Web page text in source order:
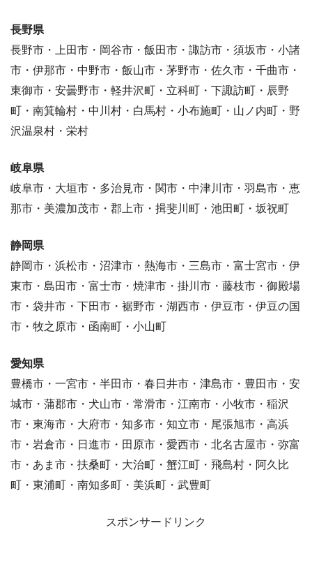
長野県
長野市・上田市・岡谷市・飯田市・諏訪市・須坂市・小諸
市・伊那市・中野市・飯山市・茅野市・佐久市・千曲市・
東御市・安曇野市・軽井沢町・立科町・下諏訪町・辰野
町・南箕輪村・中川村・白馬村・小布施町・山ノ内町・野
沢温泉村・栄村
岐阜県
岐阜市・大垣市・多治見市・関市・中津川市・羽島市・恵
那市・美濃加茂市・郡上市・揖斐川町・池田町・坂祝町
静岡県
静岡市・浜松市・沼津市・熱海市・三島市・富士宮市・伊
東市・島田市・富士市・焼津市・掛川市・藤枝市・御殿場
市・袋井市・下田市・裾野市・湖西市・伊豆市・伊豆の国
市・牧之原市・函南町・小山町
愛知県
豊橋市・一宮市・半田市・春日井市・津島市・豊田市・安
城市・蒲郡市・犬山市・常滑市・江南市・小牧市・稲沢
市・東海市・大府市・知多市・知立市・尾張旭市・高浜
市・岩倉市・日進市・田原市・愛西市・北名古屋市・弥富
市・あま市・扶桑町・大治町・蟹江町・飛島村・阿久比
町・東浦町・南知多町・美浜町・武豊町
スポンサードリンク